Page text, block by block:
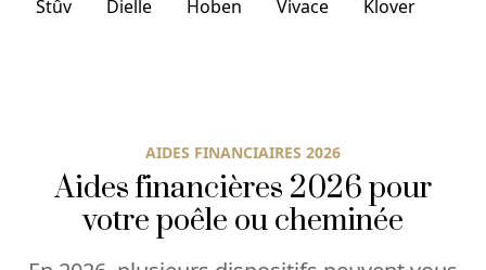
AIDES FINANCIAIRES 2026
Aides financières 2026 pour
votre poêle ou cheminée